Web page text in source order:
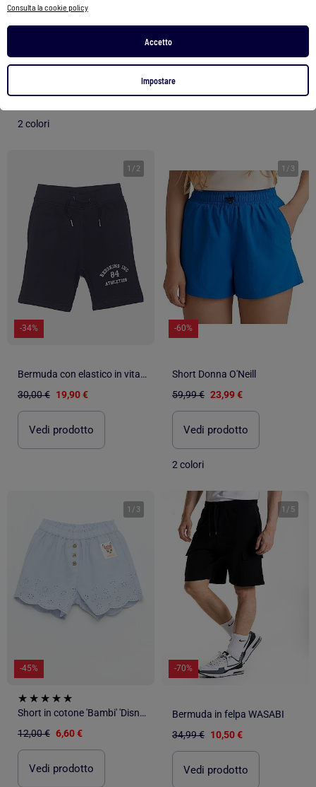
Consulta la cookie policy
Accetto
Impostare
2 colori
29,99 € 23,99 €
1 / 2
-34%
Bermuda con elastico in vita - Redskins
30,00 € 19,90 €
Vedi prodotto
1 / 3
-60%
Short Donna O'Neill
59,99 € 23,99 €
Vedi prodotto
2 colori
1 / 3
-45%
Short in cotone 'Bambi' 'Disney'
12,00 € 6,60 €
Vedi prodotto
1 / 5
-70%
Bermuda in felpa WASABI
34,99 € 10,50 €
Vedi prodotto